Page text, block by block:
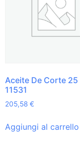
Aceite De Corte 25
11531
205,58 €
Aggiungi al carrello